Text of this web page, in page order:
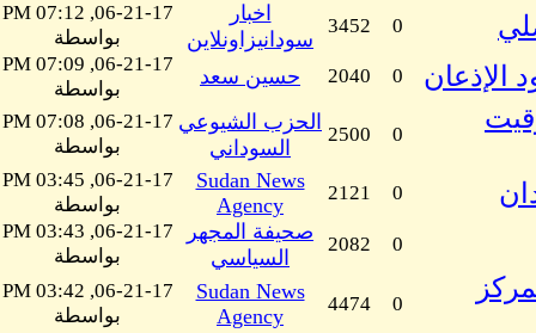
0
3452
اخبار
سودانيزاونلاين
06-21-17, 07:12 PM
بواسطة
الإذعان 0
2040 حسين سعد
06-21-17, 07:09 PM
بواسطة
0
2500
الحزب الشيوعي
السوداني
06-21-17, 07:08 PM
بواسطة
0
2121
Sudan News
Agency
06-21-17, 03:45 PM
بواسطة
0
2082
صحيفة المجهر
السياسي
06-21-17, 03:43 PM
بواسطة
0
4474
Sudan News
Agency
06-21-17, 03:42 PM
بواسطة